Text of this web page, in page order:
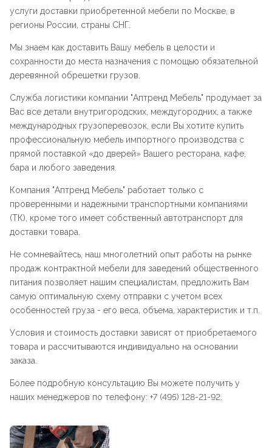
услуги доставки приобретенной мебели по Москве, в
регионы России, страны СНГ.
Мы знаем как доставить Вашу мебель в целости и
сохранности до места назначения с помощью обязательной
деревянной обрешетки грузов.
Служба логистики компании "Аптренд Мебель" продумает за
Вас все детали внутригородских, междугородних, а также
международных грузоперевозок, если Вы хотите купить
профессиональную мебель импортного производства с
прямой поставкой «до дверей» Вашего ресторана, кафе,
бара и любого заведения.
Компания "Аптренд Мебель" работает только с
проверенными и надежными транспортными компаниями
(ТК), кроме того имеет собственный автотранспорт для
доставки товара.
Не сомневайтесь, наш многолетний опыт работы на рынке
продаж контрактной мебели для заведений общественного
питания позволяет нашим специалистам, предложить Вам
самую оптимальную схему отправки с учетом всех
особенностей груза - его веса, объема, характеристик и т.п.
Условия и стоимость доставки зависят от приобретаемого
товара и рассчитываются индивидуально на основании
заказа.
Более подробную консультацию Вы можете получить у
наших менеджеров по телефону: +7 (495) 128-21-92.